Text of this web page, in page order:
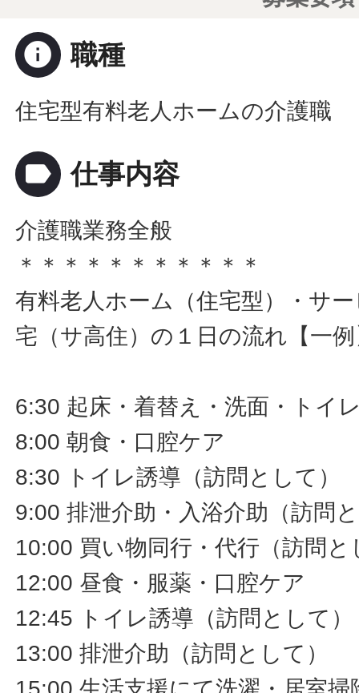
info 職種
住宅型有料老人ホームの介護職
label 仕事内容
介護職業務全般
＊＊＊＊＊＊＊＊＊＊＊
有料老人ホーム（住宅型）・サ
宅（サ高住）の１日の流れ【一
6:30 起床・着替え・洗面・トイ
8:00 朝食・口腔ケア
8:30 トイレ誘導（訪問として）
9:00 排泄介助・入浴介助（訪問
10:00 買い物同行・代行（訪問と
12:00 昼食・服薬・口腔ケア
12:45 トイレ誘導（訪問として）
13:00 排泄介助（訪問として）